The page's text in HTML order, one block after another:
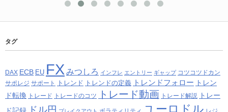
タグ
DAX ECB EU FX みつしろ インフレ エントリー ギャップ コツコツドカン
サポレジ サポート トレンド トレンドの定義 トレンドフォロー トレン
ド転換 トレード トレードのコツ トレード動画 トレード解説
トレー
ド記録 ドル円 ユーロドル